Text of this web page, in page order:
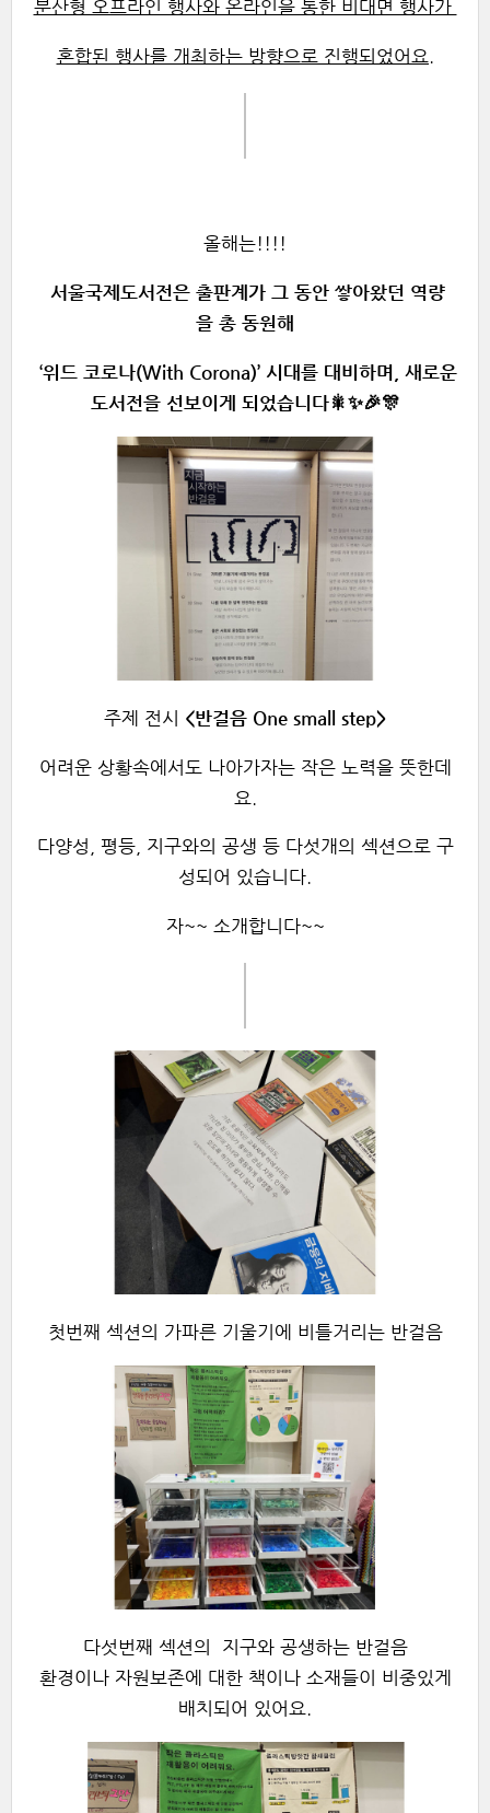
분산형 오프라인 행사와 온라인을 통한 비대면 행사가
혼합된 행사를 개최하는 방향으로 진행되었어요.
올해는!!!!
서울국제도서전은 출판계가 그 동안 쌓아왔던 역량
을 총 동원해
‘위드 코로나(With Corona)’ 시대를 대비하며, 새로운
도서전을 선보이게 되었습니다🎇✨🎉🎊
주제 전시 <반걸음 One small step>
어려운 상황속에서도 나아가자는 작은 노력을 뜻한데
요.
다양성, 평등, 지구와의 공생 등 다섯개의 섹션으로 구
성되어 있습니다.
자~~ 소개합니다~~
첫번째 섹션의 가파른 기울기에 비틀거리는 반걸음
다섯번째 섹션의 지구와 공생하는 반걸음
환경이나 자원보존에 대한 책이나 소재들이 비중있게
배치되어 있어요.